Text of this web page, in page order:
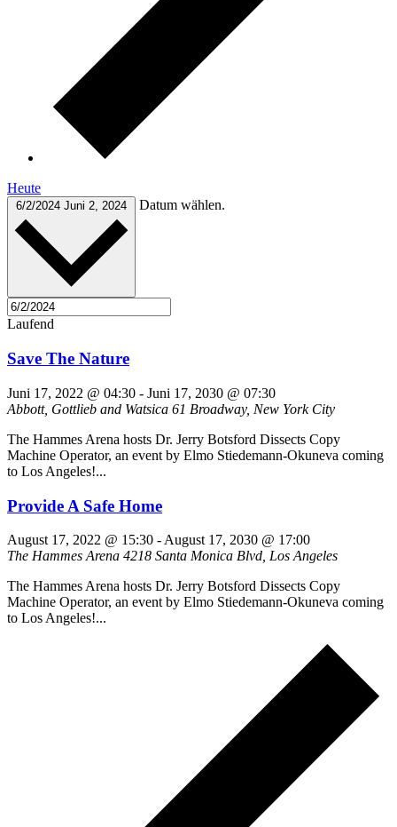
Heute
6/2/2024 Juni 2, 2024 Datum wählen.
Laufend
Save The Nature
Juni 17, 2022 @ 04:30 - Juni 17, 2030 @ 07:30
Abbott, Gottlieb and Watsica 61 Broadway, New York City
The Hammes Arena hosts Dr. Jerry Botsford Dissects Copy
Machine Operator, an event by Elmo Stiedemann-Okuneva coming
to Los Angeles!...
Provide A Safe Home
August 17, 2022 @ 15:30 - August 17, 2030 @ 17:00
The Hammes Arena 4218 Santa Monica Blvd, Los Angeles
The Hammes Arena hosts Dr. Jerry Botsford Dissects Copy
Machine Operator, an event by Elmo Stiedemann-Okuneva coming
to Los Angeles!...